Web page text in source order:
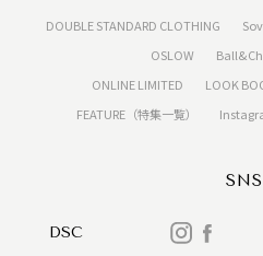
DOUBLE STANDARD CLOTHING
OSLOW
ONLINE LIMITED
LOOK
FEATURE（特集一覧）
SNS
DSC